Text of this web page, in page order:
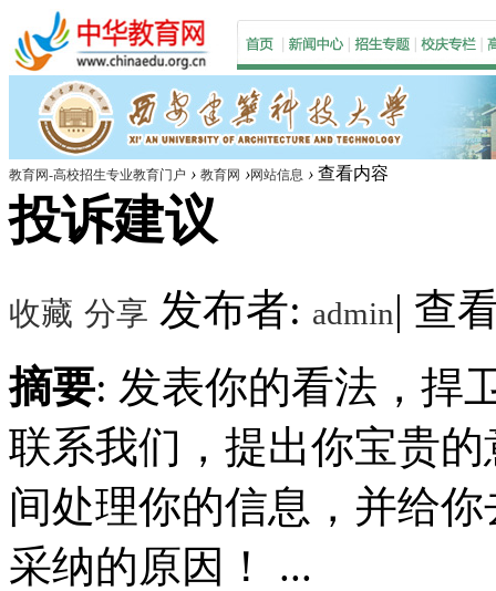
教育网-高校招生专业教育门户 › 教育网 ›网站信息 › 查看内容
投诉建议
收藏 分享 发布者: admin| 查
摘要: 发表你的看法，捍
联系我们，提出你宝贵
间处理你的信息，并给
采纳的原因！ ...